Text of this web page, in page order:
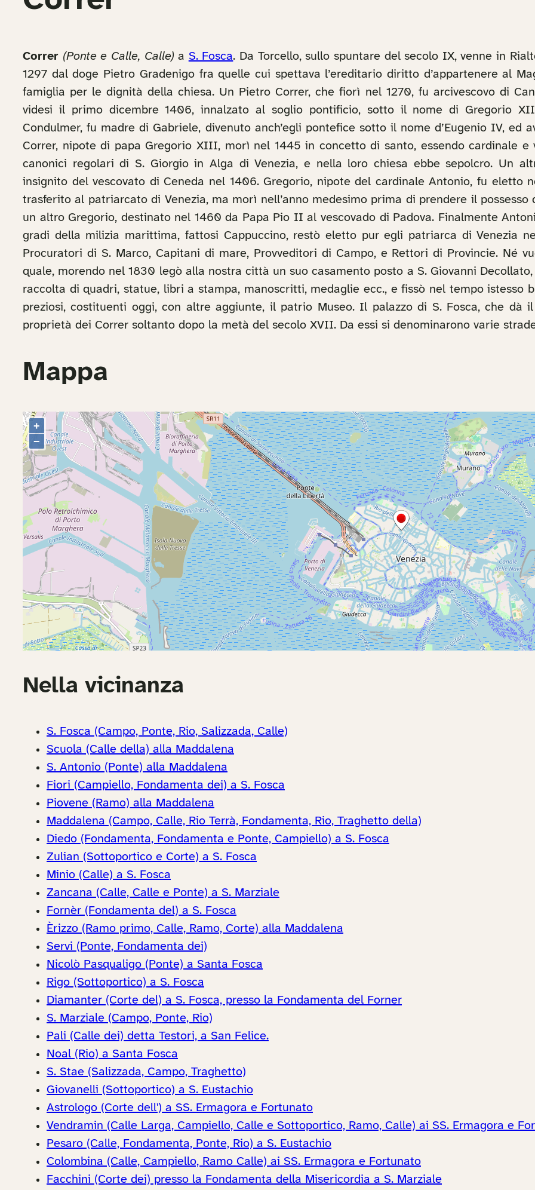
Correr (Ponte e Calle, Calle) a S. Fosca. Da Torcello, sullo spuntare del secolo IX, venne in
1297 dal doge Pietro Gradenigo fra quelle cui spettava l’ereditario diritto d’appartenere al
famiglia per le dignità della chiesa. Un Pietro Correr, che fiorì nel 1270, fu arcivescovo di
videsi il primo dicembre 1406, innalzato al soglio pontificio, sotto il nome di Gregorio
Condulmer, fu madre di Gabriele, divenuto anch’egli pontefice sotto il nome d’Eugenio IV, ed
Correr, nipote di papa Gregorio XIII, morì nel 1445 in concetto di santo, essendo cardinale
canonici regolari di S. Giorgio in Alga di Venezia, e nella loro chiesa ebbe sepolcro. Un
insignito del vescovato di Ceneda nel 1406. Gregorio, nipote del cardinale Antonio, fu eletto
trasferito al patriarcato di Venezia, ma morì nell’anno medesimo prima di prendere il
un altro Gregorio, destinato nel 1460 da Papa Pio II al vescovado di Padova. Finalmente
gradi della milizia marittima, fattosi Cappuccino, restò eletto pur egli patriarca di Venezia
Procuratori di S. Marco, Capitani di mare, Provveditori di Campo, e Rettori di Provincie. Né
quale, morendo nel 1830 legò alla nostra città un suo casamento posto a S. Giovanni
raccolta di quadri, statue, libri a stampa, manoscritti, medaglie ecc., e fissò nel tempo
preziosi, costituenti oggi, con altre aggiunte, il patrio Museo. Il palazzo di S. Fosca, che dà
proprietà dei Correr soltanto dopo la metà del secolo XVII. Da essi si denominarono varie
Mappa
Nella vicinanza
S. Fosca (Campo, Ponte, Rio, Salizzada, Calle)
Scuola (Calle della) alla Maddalena
S. Antonio (Ponte) alla Maddalena
Fiori (Campiello, Fondamenta dei) a S. Fosca
Piovene (Ramo) alla Maddalena
Maddalena (Campo, Calle, Rio Terrà, Fondamenta, Rio, Traghetto della)
Diedo (Fondamenta, Fondamenta e Ponte, Campiello) a S. Fosca
Zulian (Sottoportico e Corte) a S. Fosca
Minio (Calle) a S. Fosca
Zancana (Calle, Calle e Ponte) a S. Marziale
Fornèr (Fondamenta del) a S. Fosca
Èrizzo (Ramo primo, Calle, Ramo, Corte) alla Maddalena
Servi (Ponte, Fondamenta dei)
Nicolò Pasqualigo (Ponte) a Santa Fosca
Rigo (Sottoportico) a S. Fosca
Diamanter (Corte del) a S. Fosca, presso la Fondamenta del Forner
S. Marziale (Campo, Ponte, Rio)
Pali (Calle dei) detta Testori, a San Felice.
Noal (Rio) a Santa Fosca
S. Stae (Salizzada, Campo, Traghetto)
Giovanelli (Sottoportico) a S. Eustachio
Astrologo (Corte dell') a SS. Ermagora e Fortunato
Vendramin (Calle Larga, Campiello, Calle e Sottoportico, Ramo, Calle) ai SS. Ermagora e
Pesaro (Calle, Fondamenta, Ponte, Rio) a S. Eustachio
Colombina (Calle, Campiello, Ramo Calle) ai SS. Ermagora e Fortunato
Facchini (Corte dei) presso la Fondamenta della Misericordia a S. Marziale